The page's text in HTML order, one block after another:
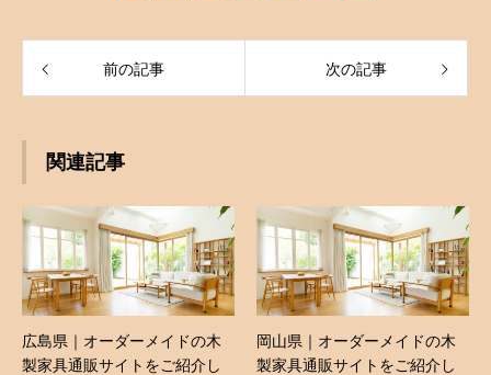
前の記事 次の記事
関連記事
広島県｜オーダーメイドの木
製家具通販サイトをご紹介し
岡山県｜オーダーメイドの木
製家具通販サイトをご紹介し